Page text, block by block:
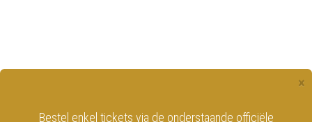
×
Bestel enkel tickets via de onderstaande officiële